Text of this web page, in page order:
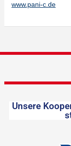
www.pani-c.de
Unsere